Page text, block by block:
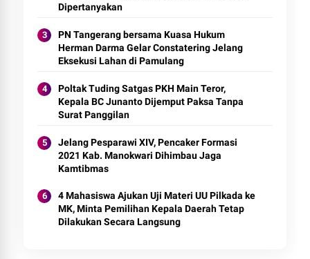
Dipertanyakan
PN Tangerang bersama Kuasa Hukum
Herman Darma Gelar Constatering Jelang
Eksekusi Lahan di Pamulang
Poltak Tuding Satgas PKH Main Teror,
Kepala BC Junanto Dijemput Paksa Tanpa
Surat Panggilan
Jelang Pesparawi XIV, Pencaker Formasi
2021 Kab. Manokwari Dihimbau Jaga
Kamtibmas
4 Mahasiswa Ajukan Uji Materi UU Pilkada ke
MK, Minta Pemilihan Kepala Daerah Tetap
Dilakukan Secara Langsung